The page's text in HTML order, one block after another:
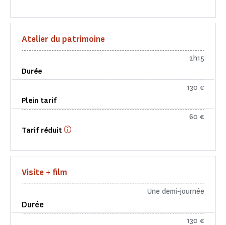
Atelier du patrimoine
Durée
2h15
Plein tarif
130 €
Tarif réduit
60 €
Visite + film
Durée
Une demi-journée
130 €